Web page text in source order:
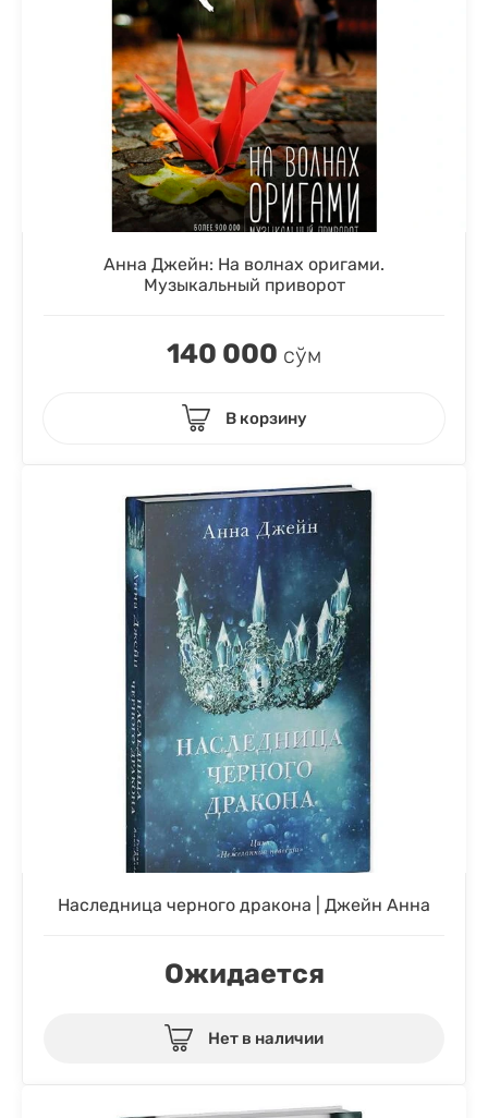
Анна Джейн: На волнах оригами.
Музыкальный приворот
140 000 сўм
В корзину
Наследница черного дракона | Джейн Анна
Ожидается
Нет в наличии